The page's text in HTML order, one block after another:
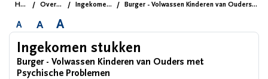
Home Overzichten Ingekomen stukken Burger - Volwassen Kinderen van Ouders met Psychische Problemen
A A A
Ingekomen stukken
Burger - Volwassen Kinderen van Ouders met
Psychische Problemen